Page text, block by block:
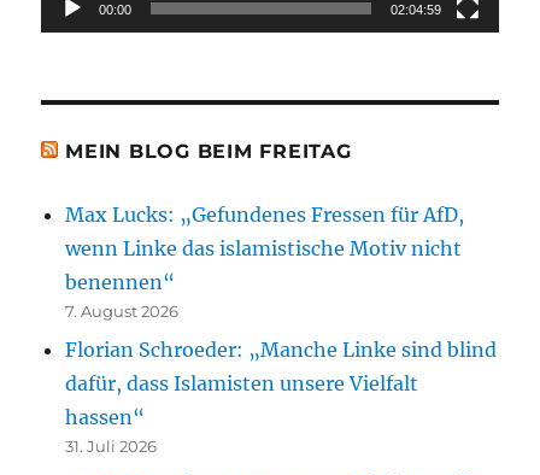
00:00 02:04:59
MEIN BLOG BEIM FREITAG
Max Lucks: „Gefundenes Fressen für AfD,
wenn Linke das islamistische Motiv nicht
benennen“
7. August 2026
Florian Schroeder: „Manche Linke sind blind
dafür, dass Islamisten unsere Vielfalt
hassen“
31. Juli 2026